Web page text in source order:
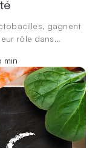
gagnent
rôle dans…
min